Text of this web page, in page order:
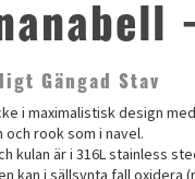
Gängad Stav
i maximalistisk design
och rook som i navel.
kulan är i 316L stainless